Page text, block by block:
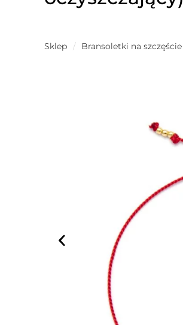
Sklep / Bransoletki na szczęście